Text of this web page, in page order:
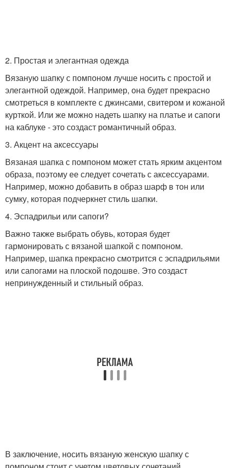
2. Простая и элегантная одежда
Вязаную шапку с помпоном лучше носить с простой и
элегантной одеждой. Например, она будет прекрасно
смотреться в комплекте с джинсами, свитером и кожаной
курткой. Или же можно надеть шапку на платье и сапоги
на каблуке - это создаст романтичный образ.
3. Акцент на аксессуары
Вязаная шапка с помпоном может стать ярким акцентом
образа, поэтому ее следует сочетать с аксессуарами.
Например, можно добавить в образ шарф в тон или
сумку, которая подчеркнет стиль шапки.
4. Эспадрильи или сапоги?
Важно также выбрать обувь, которая будет
гармонировать с вязаной шапкой с помпоном.
Например, шапка прекрасно смотрится с эспадрильями
или сапогами на плоской подошве. Это создаст
непринужденный и стильный образ.
В заключение, носить вязаную женскую шапку с